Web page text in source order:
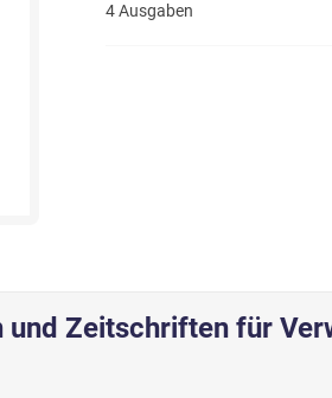
4 Ausgaben
Zeitschriften für